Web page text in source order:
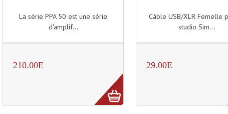
La série PPA 50 est une série
d'amplif...
210.00E
Câble USB/XLR Femelle
studio Sim...
29.00E